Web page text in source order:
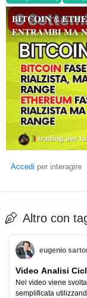
𝐁𝐈𝐓𝐂𝐎𝐈𝐍 &
𝐄𝐍𝐓𝐑𝐀𝐌𝐁𝐈 𝐌𝐀
Accedi per interagire
Altro con
eugenio
Pro Trader
Video Analisi
Nel video viene
semplificata